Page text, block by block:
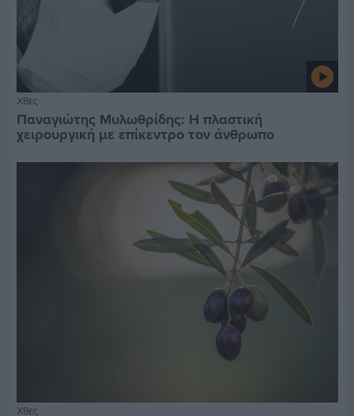
Χθες
Παναγιώτης Μυλωθρίδης: Η πλαστική
χειρουργική με επίκεντρο τον άνθρωπο
Χθες